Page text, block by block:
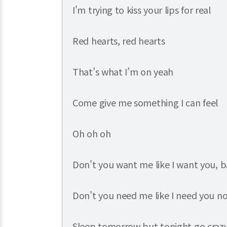
I'm trying to kiss your lips for real
Red hearts, red hearts
That’s what I’m on yeah
Come give me something I can feel
Oh oh oh
Don't you want me like I want you,
Don't you need me like I need you